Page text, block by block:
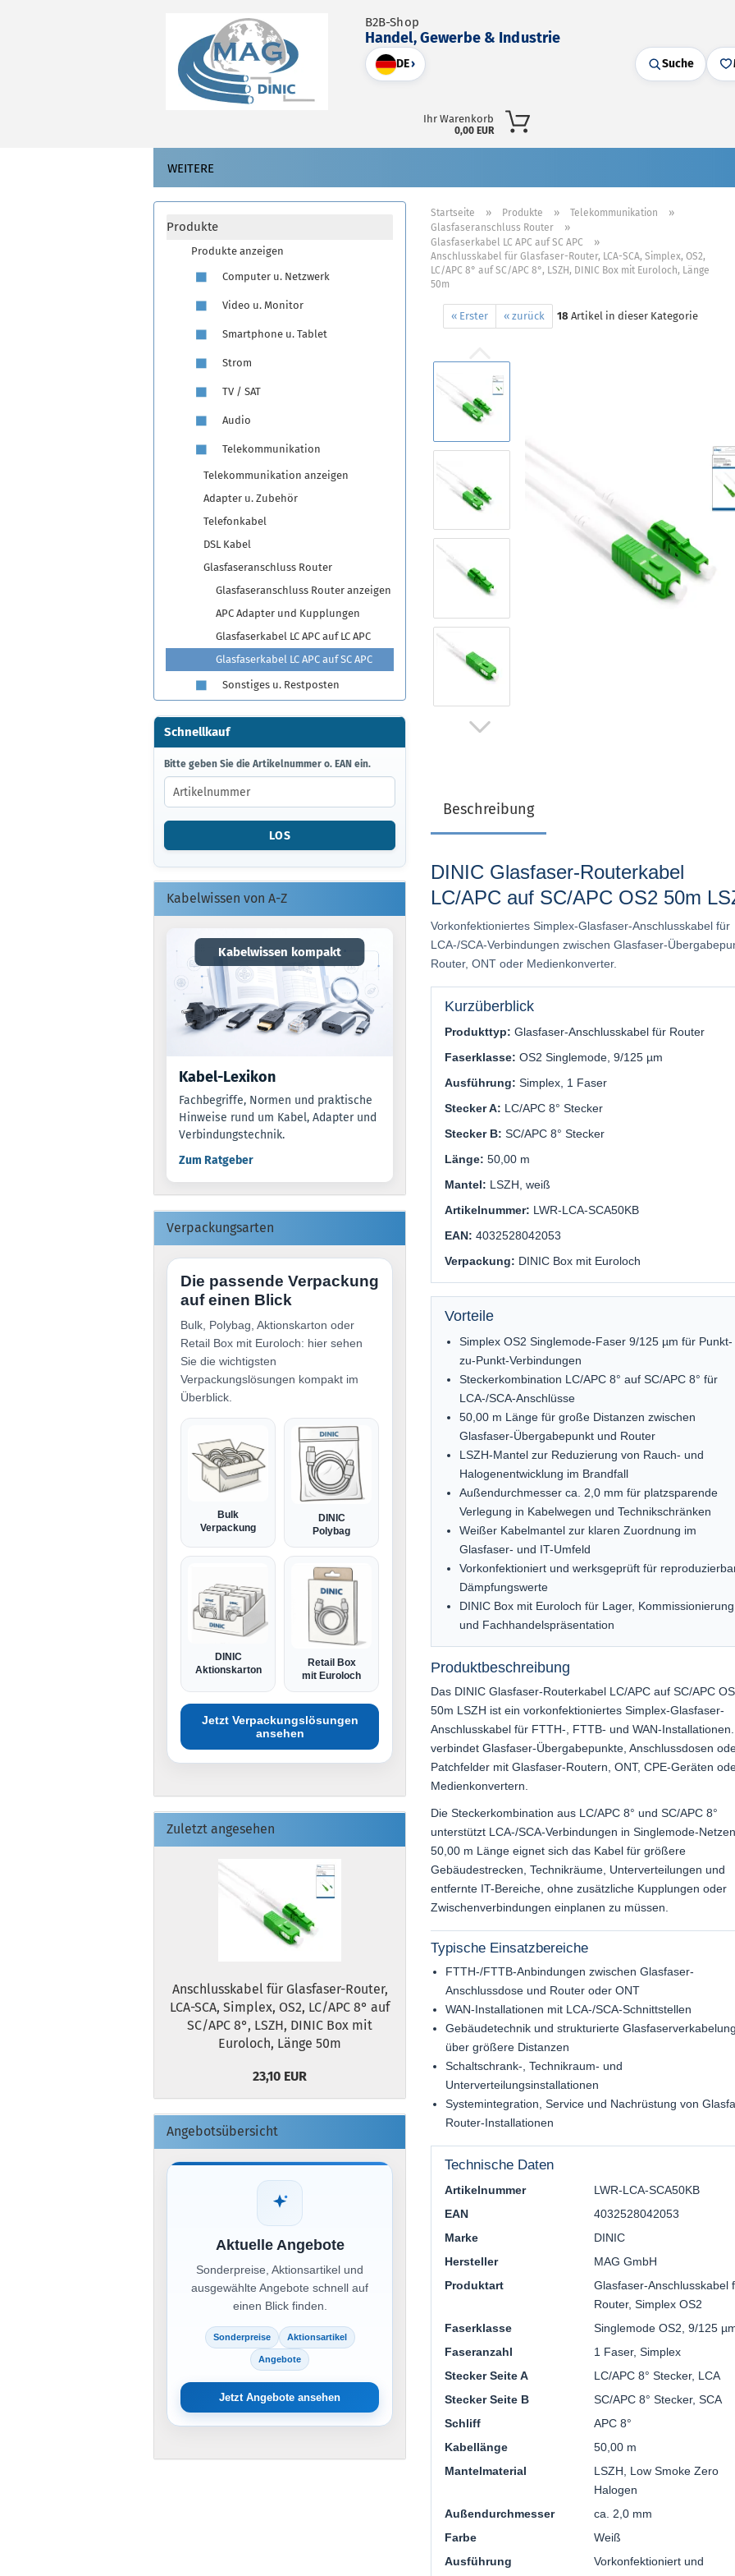
B2B-Shop
Handel, Gewerbe & Industrie
DE› Suche
Ihr Warenkorb
0,00 EUR
WEITERE
Startseite » Produkte » Telekommunikation »
Glasfaseranschluss Router »
Glasfaserkabel LC APC auf SC APC »
Anschlusskabel für Glasfaser-Router, LCA-SCA, Simplex, OS2,
LC/APC 8° auf SC/APC 8°, LSZH, DINIC Box mit Euroloch, Länge
50m
« Erster « zurück 18 Artikel in dieser Kategorie
Beschreibung
DINIC Glasfaser-Routerkabel
LC/APC auf SC/APC OS2 50m
Vorkonfektioniertes Simplex-Glasfaser-Anschlusskabel für
LCA-/SCA-Verbindungen zwischen Glasfaser-
Router, ONT oder Medienkonverter.
Kurzüberblick
Produkttyp: Glasfaser-Anschlusskabel für Router
Faserklasse: OS2 Singlemode, 9/125 µm
Ausführung: Simplex, 1 Faser
Stecker A: LC/APC 8° Stecker
Stecker B: SC/APC 8° Stecker
Länge: 50,00 m
Mantel: LSZH, weiß
Artikelnummer: LWR-LCA-SCA50KB
EAN: 4032528042053
Verpackung: DINIC Box mit Euroloch
Vorteile
Simplex OS2 Singlemode-Faser 9/125 µm für Punkt-
zu-Punkt-Verbindungen
Steckerkombination LC/APC 8° auf SC/APC 8° für
LCA-/SCA-Anschlüsse
50,00 m Länge für große Distanzen zwischen
Glasfaser-Übergabepunkt und Router
LSZH-Mantel zur Reduzierung von Rauch- und
Halogenentwicklung im Brandfall
Außendurchmesser ca. 2,0 mm für platzsparende
Verlegung in Kabelwegen und Technikschränken
Weißer Kabelmantel zur klaren Zuordnung im
Glasfaser- und IT-Umfeld
Vorkonfektioniert und werksgeprüft für
Dämpfungswerte
DINIC Box mit Euroloch für Lager, Kommissionierung
und Fachhandelspräsentation
Produktbeschreibung
Das DINIC Glasfaser-Routerkabel LC/APC auf SC/APC
50m LSZH ist ein vorkonfektioniertes Simplex-Glasfaser-
Anschlusskabel für FTTH-, FTTB- und WAN-
verbindet Glasfaser-Übergabepunkte, Anschlussdosen
Patchfelder mit Glasfaser-Routern, ONT, CPE-Geräten
Medienkonvertern.
Die Steckerkombination aus LC/APC 8° und SC/APC 8°
unterstützt LCA-/SCA-Verbindungen in Singlemode-
50,00 m Länge eignet sich das Kabel für größere
Gebäudestrecken, Technikräume, Unterverteilungen und
entfernte IT-Bereiche, ohne zusätzliche Kupplungen oder
Zwischenverbindungen einplanen zu müssen.
Typische Einsatzbereiche
FTTH-/FTTB-Anbindungen zwischen Glasfaser-
Anschlussdose und Router oder ONT
WAN-Installationen mit LCA-/SCA-Schnittstellen
Gebäudetechnik und strukturierte Glasfaserverkabelung
über größere Distanzen
Schaltschrank-, Technikraum- und
Unterverteilungsinstallationen
Systemintegration, Service und Nachrüstung von
Router-Installationen
Technische Daten
Artikelnummer
LWR-LCA-SCA50KB
EAN
4032528042053
Marke
DINIC
Hersteller
MAG GmbH
Produktart
Glasfaser-Anschlusskabel
Router, Simplex OS2
Faserklasse
Singlemode OS2, 9/125
Faseranzahl
1 Faser, Simplex
Stecker Seite A
LC/APC 8° Stecker, LCA
Stecker Seite B
SC/APC 8° Stecker, SCA
Schliff
APC 8°
Kabellänge
50,00 m
Mantelmaterial
LSZH, Low Smoke Zero
Halogen
Außendurchmesser
ca. 2,0 mm
Farbe
Weiß
Ausführung
Vorkonfektioniert und
Produkte
Produkte anzeigen
Computer u. Netzwerk
Video u. Monitor
Smartphone u. Tablet
Strom
TV / SAT
Audio
Telekommunikation
Telekommunikation anzeigen
Adapter u. Zubehör
Telefonkabel
DSL Kabel
Glasfaseranschluss Router
Glasfaseranschluss Router anzeigen
APC Adapter und Kupplungen
Glasfaserkabel LC APC auf LC APC
Glasfaserkabel LC APC auf SC APC
Sonstiges u. Restposten
Schnellkauf
BITTE
GEBEN
SIE
DIE
ARTIKELNUMMER
EAN
EIN.
Bitte geben Sie die Artikelnummer o. EAN ein.
LOS
Kabelwissen von A-Z
Kabelwissen kompakt
Kabel-Lexikon
Fachbegriffe, Normen und praktische
Hinweise rund um Kabel, Adapter und
Verbindungstechnik.
Zum Ratgeber
Verpackungsarten
Die passende Verpackung
auf einen Blick
Bulk, Polybag, Aktionskarton oder
Retail Box mit Euroloch: hier sehen
Sie die wichtigsten
Verpackungslösungen kompakt im
Überblick.
Bulk
Verpackung
DINIC
Polybag
DINIC
Aktionskarton
Retail Box
mit Euroloch
Jetzt Verpackungslösungen
ansehen
Zuletzt angesehen
Anschlusskabel für Glasfaser-Router,
LCA-SCA, Simplex, OS2, LC/APC 8° auf
SC/APC 8°, LSZH, DINIC Box mit
Euroloch, Länge 50m
23,10 EUR
Angebotsübersicht
Aktuelle Angebote
Sonderpreise, Aktionsartikel und
ausgewählte Angebote schnell auf
einen Blick finden.
Sonderpreise Aktionsartikel
Angebote
Jetzt Angebote ansehen